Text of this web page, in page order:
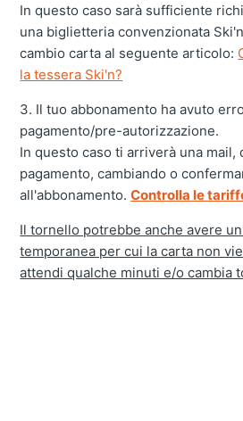
In questo caso sarà sufficiente
una biglietteria convenzionata
cambio carta al seguente articolo:
la tessera Ski'n?
3. Il tuo abbonamento ha avuto
pagamento/pre-autorizzazione.
In questo caso ti arriverà una
pagamento, cambiando o
all'abbonamento.Controlla le
Il tornello potrebbe anche avere
temporanea per cui la carta non
attendi qualche minuti e/o cambia